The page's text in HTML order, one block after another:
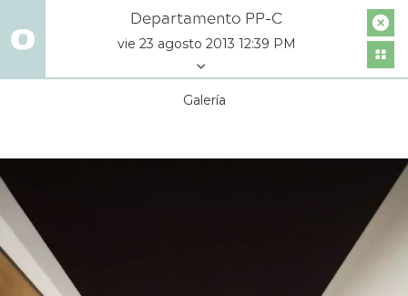
Departamento PP-C
vie 23 agosto 2013 12:39 PM
Galería